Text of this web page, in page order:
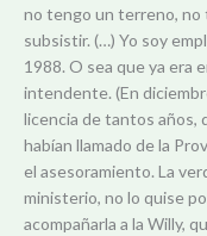
no tengo un terreno, no
subsistir. (…) Yo soy
1988. O sea que ya era
intendente. (En
licencia de tantos años,
habían llamado de la
el asesoramiento. La
ministerio, no lo quise
acompañarla a la Willy,